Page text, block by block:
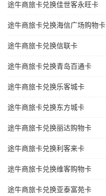
途牛商旅卡兑换佳世客永旺卡
途牛商旅卡兑换海信广场购物卡
途牛商旅卡兑换信联卡
途牛商旅卡兑换青岛百通卡
途牛商旅卡兑换乐客城卡
途牛商旅卡兑换东方城卡
途牛商旅卡兑换丽达购物卡
途牛商旅卡兑换利客来卡
途牛商旅卡兑换维客购物卡
途牛商旅卡兑换亚泰富苑卡